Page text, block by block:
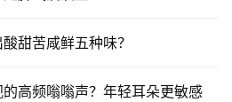
甜苦咸鲜五种味？
高频嗡嗡声？年轻耳朵更敏感